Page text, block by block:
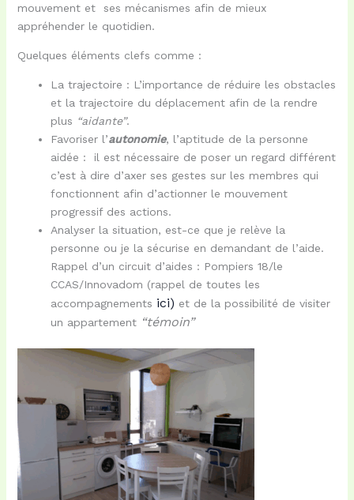
mouvement et ses mécanismes afin de mieux
appréhender le quotidien.
Quelques éléments clefs comme :
La trajectoire : L’importance de réduire les obstacles
et la trajectoire du déplacement afin de la rendre
plus “aidante”.
Favoriser l’autonomie, l’aptitude de la personne
aidée : il est nécessaire de poser un regard différent
c’est à dire d’axer ses gestes sur les membres qui
fonctionnent afin d’actionner le mouvement
progressif des actions.
Analyser la situation, est-ce que je relève la
personne ou je la sécurise en demandant de l’aide.
Rappel d’un circuit d’aides : Pompiers 18/le
CCAS/Innovadom (rappel de toutes les
accompagnements ici) et de la possibilité de visiter
un appartement “témoin”